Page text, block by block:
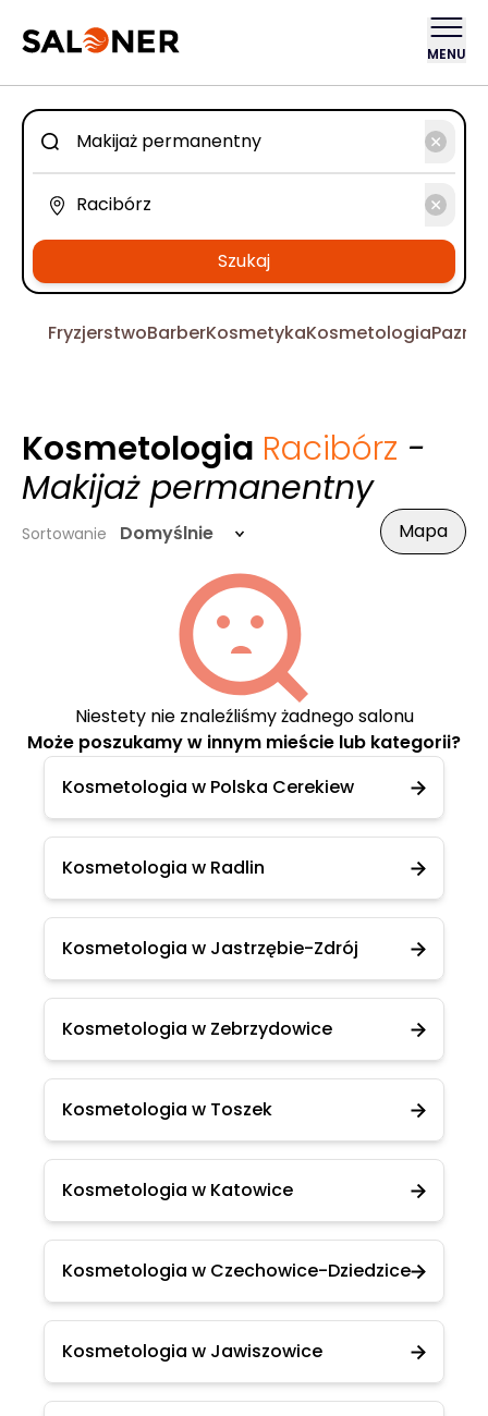
MENU
Szukaj
FryzjerstwoBarberKosmetykaKosmetologia
Kosmetologia Racibórz -
Makijaż permanentny
Sortowanie Domyślnie Mapa
Niestety nie znaleźliśmy żadnego salonu
Może poszukamy w innym mieście lub kategorii?
Kosmetologia w Polska Cerekiew
Kosmetologia w Radlin
Kosmetologia w Jastrzębie-Zdrój
Kosmetologia w Zebrzydowice
Kosmetologia w Toszek
Kosmetologia w Katowice
Kosmetologia w Czechowice-Dziedzice
Kosmetologia w Jawiszowice